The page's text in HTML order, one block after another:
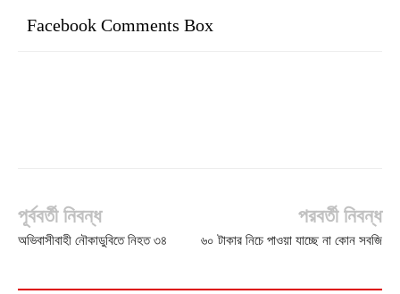
Facebook Comments Box
পূর্ববর্তী নিবন্ধ
অভিবাসীবাহী নৌকাডুবিতে নিহত ৩৪
পরবর্তী নিবন্ধ
৬০ টাকার নিচে পাওয়া যাচ্ছে না কোন সবজি